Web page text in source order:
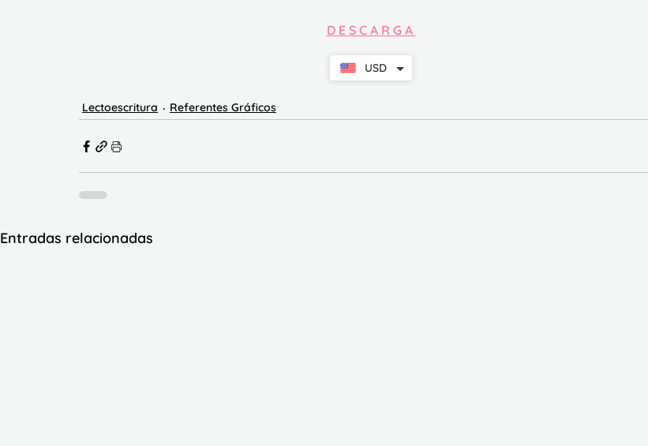
D E S C A R G A
USD
Lectoescritura Referentes Gráficos
Entradas relacionadas